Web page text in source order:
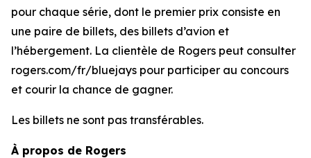
pour chaque série, dont le premier prix consiste en
une paire de billets, des billets d’avion et
l’hébergement. La clientèle de Rogers peut consulter
rogers.com/fr/bluejays pour participer au concours
et courir la chance de gagner.
Les billets ne sont pas transférables.
À propos de Rogers